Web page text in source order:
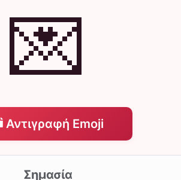
💌
Αντιγραφή Emoji
Σημασία